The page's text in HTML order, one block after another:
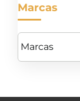
Marcas